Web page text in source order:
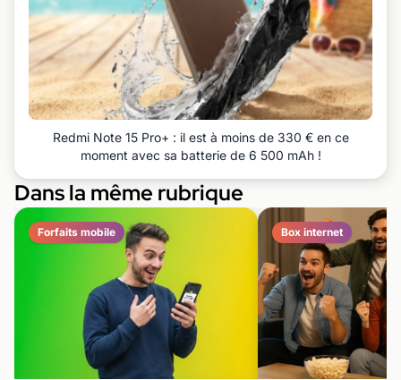
Redmi Note 15 Pro+ : il est à moins de 330 € en ce
moment avec sa batterie de 6 500 mAh !
Dans la même rubrique
Forfaits mobile Box internet